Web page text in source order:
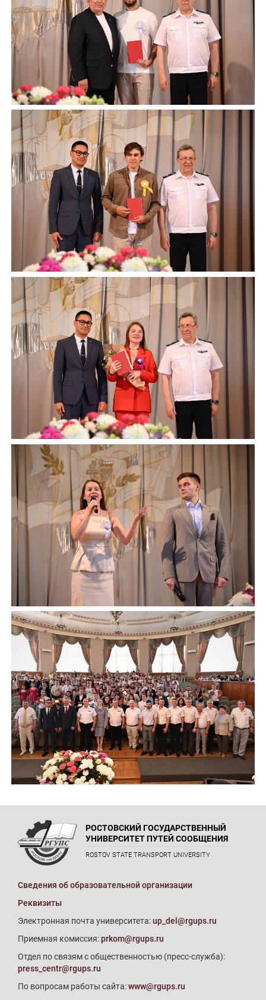
РОСТОВСКИЙ ГОСУДАРСТВЕННЫЙ
УНИВЕРСИТЕТ ПУТЕЙ СООБЩЕНИЯ
ROSTOV STATE TRANSPORT UNIVERSITY
Сведения об образовательной организации
Реквизиты
Электронная почта университета:up_del@rgups.ru
Приемная комиссия:prkom@rgups.ru
Отдел по связям с общественностью (пресс-служба):
press_centr@rgups.ru
По вопросам работы сайта:www@rgups.ru